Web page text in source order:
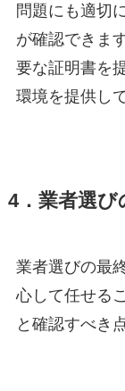
問題にも適切
が確認できま
要な証明書を
環境を提供し
4．業者選び
業者選びの最
心して任せる
と確認すべき